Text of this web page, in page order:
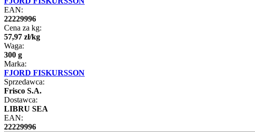
EAN:
22229996
Cena za kg:
57,97 zł/kg
Waga:
300 g
Marka:
FJORD FISKURSSON
Sprzedawca:
Frisco S.A.
Dostawca:
LIBRU SEA
EAN:
22229996